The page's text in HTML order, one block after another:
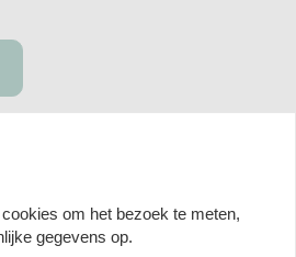
om het bezoek te meten,
gegevens op.